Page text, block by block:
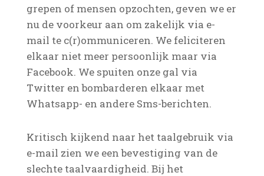
grepen of mensen opzochten, geven we er
nu de voorkeur aan om zakelijk via e-
mail te c(r)ommuniceren. We feliciteren
elkaar niet meer persoonlijk maar via
Facebook. We spuiten onze gal via
Twitter en bombarderen elkaar met
Whatsapp- en andere Sms-berichten.
Kritisch kijkend naar het taalgebruik via
e-mail zien we een bevestiging van de
slechte taalvaardigheid. Bij het